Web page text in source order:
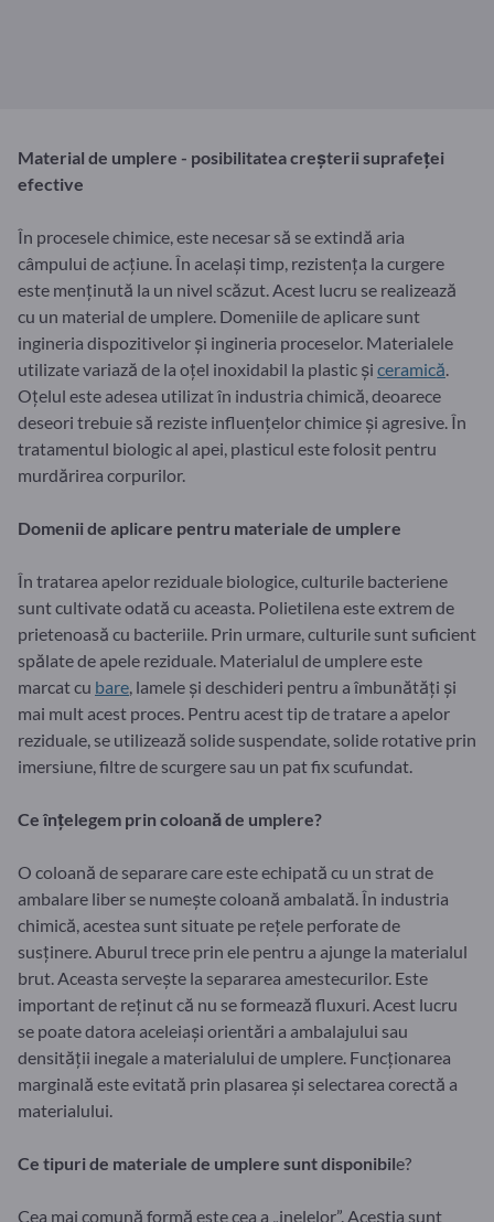
Material de umplere - posibilitatea creșterii suprafeței
efective
În procesele chimice, este necesar să se extindă aria
câmpului de acțiune. În același timp, rezistența la curgere
este menținută la un nivel scăzut. Acest lucru se realizează
cu un material de umplere. Domeniile de aplicare sunt
ingineria dispozitivelor și ingineria proceselor. Materialele
utilizate variază de la oțel inoxidabil la plastic și ceramică
Oțelul este adesea utilizat în industria chimică, deoarece
deseori trebuie să reziste influențelor chimice și agresive. În
tratamentul biologic al apei, plasticul este folosit pentru
murdărirea corpurilor.
Domenii de aplicare pentru materiale de umplere
În tratarea apelor reziduale biologice, culturile bacteriene
sunt cultivate odată cu aceasta. Polietilena este extrem de
prietenoasă cu bacteriile. Prin urmare, culturile sunt suficient
spălate de apele reziduale. Materialul de umplere este
marcat cu bare , lamele și deschideri pentru a îmbunătăți și
mai mult acest proces. Pentru acest tip de tratare a apelor
reziduale, se utilizează solide suspendate, solide rotative prin
imersiune, filtre de scurgere sau un pat fix scufundat.
Ce înțelegem prin coloană de umplere?
O coloană de separare care este echipată cu un strat de
ambalare liber se numește coloană ambalată. În industria
chimică, acestea sunt situate pe rețele perforate de
susținere. Aburul trece prin ele pentru a ajunge la materialul
brut. Aceasta servește la separarea amestecurilor. Este
important de reținut că nu se formează fluxuri. Acest lucru
se poate datora aceleiași orientări a ambalajului sau
densității inegale a materialului de umplere. Funcționarea
marginală este evitată prin plasarea și selectarea corectă a
materialului.
Ce tipuri de materiale de umplere sunt disponibile?
Cea mai comună formă este cea a „inelelor”. Aceștia sunt